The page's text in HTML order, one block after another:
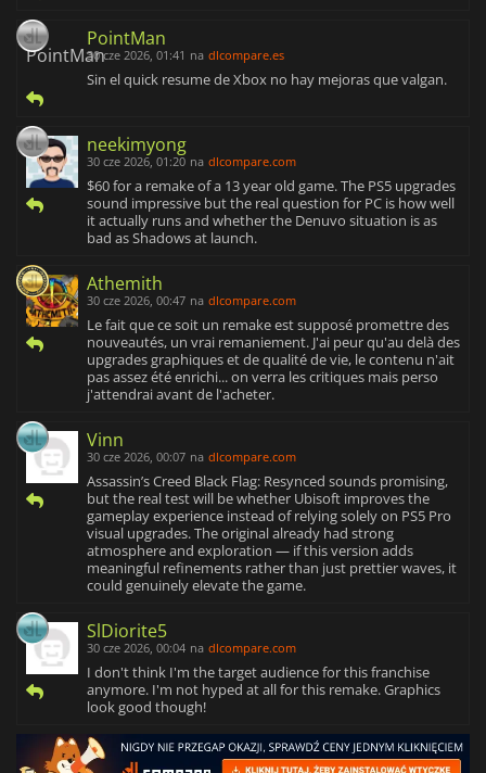
PointMan
30 cze 2026, 01:41 na dlcompare.es
Sin el quick resume de Xbox no hay mejoras que valgan.
neekimyong
30 cze 2026, 01:20 na dlcompare.com
$60 for a remake of a 13 year old game. The PS5 upgrades
sound impressive but the real question for PC is how well
it actually runs and whether the Denuvo situation is as
bad as Shadows at launch.
Athemith
30 cze 2026, 00:47 na dlcompare.com
Le fait que ce soit un remake est supposé promettre des
nouveautés, un vrai remaniement. J'ai peur qu'au delà des
upgrades graphiques et de qualité de vie, le contenu n'ait
pas assez été enrichi... on verra les critiques mais perso
j'attendrai avant de l'acheter.
Vinn
30 cze 2026, 00:07 na dlcompare.com
Assassin’s Creed Black Flag: Resynced sounds promising,
but the real test will be whether Ubisoft improves the
gameplay experience instead of relying solely on PS5 Pro
visual upgrades. The original already had strong
atmosphere and exploration — if this version adds
meaningful refinements rather than just prettier waves, it
could genuinely elevate the game.
SlDiorite5
30 cze 2026, 00:04 na dlcompare.com
I don't think I'm the target audience for this franchise
anymore. I'm not hyped at all for this remake. Graphics
look good though!